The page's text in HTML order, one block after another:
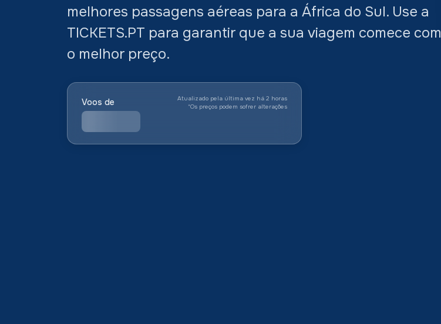
melhores passagens aéreas para a África do Sul. Use a
TICKETS.PT para garantir que a sua viagem comece com
o melhor preço.
Voos de
Atualizado pela última vez há 2 horas
*Os preços podem sofrer alterações